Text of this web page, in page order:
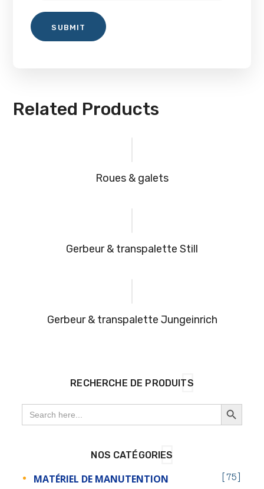
Related Products
Roues & galets
Gerbeur & transpalette Still
Gerbeur & transpalette Jungeinrich
RECHERCHE DE PRODUITS
Search
for:
SEARCH BUTTON
NOS CATÉGORIES
MATÉRIEL DE MANUTENTION 75